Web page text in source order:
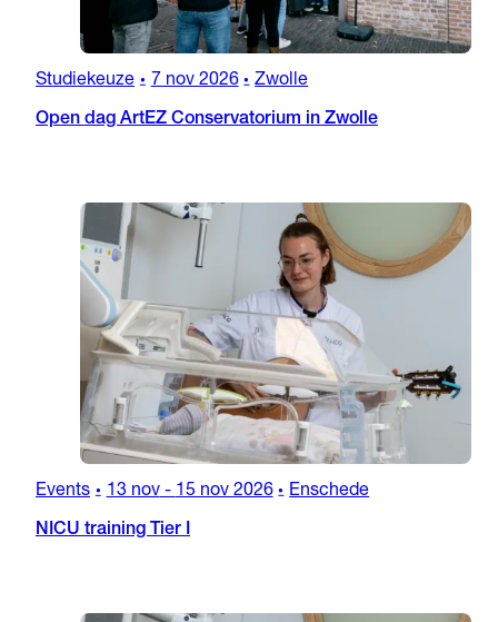
Studiekeuze • 7 nov 2026 • Zwolle
Open dag ArtEZ Conservatorium in Zwolle
Events • 13 nov-15 nov 2026 • Enschede
NICU training Tier I